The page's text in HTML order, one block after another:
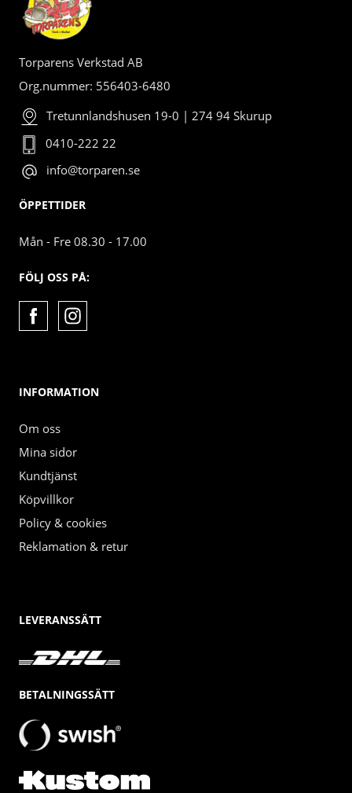
Torparens Verkstad AB
Org.nummer: 556403-6480
Tretunnlandshusen 19-0 | 274 94 Skurup
0410-222 22
info@torparen.se
ÖPPETTIDER
Mån - Fre 08.30 - 17.00
FÖLJ OSS PÅ:
INFORMATION
Om oss
Mina sidor
Kundtjänst
Köpvillkor
Policy & cookies
Reklamation & retur
LEVERANSSÄTT
BETALNINGSSÄTT